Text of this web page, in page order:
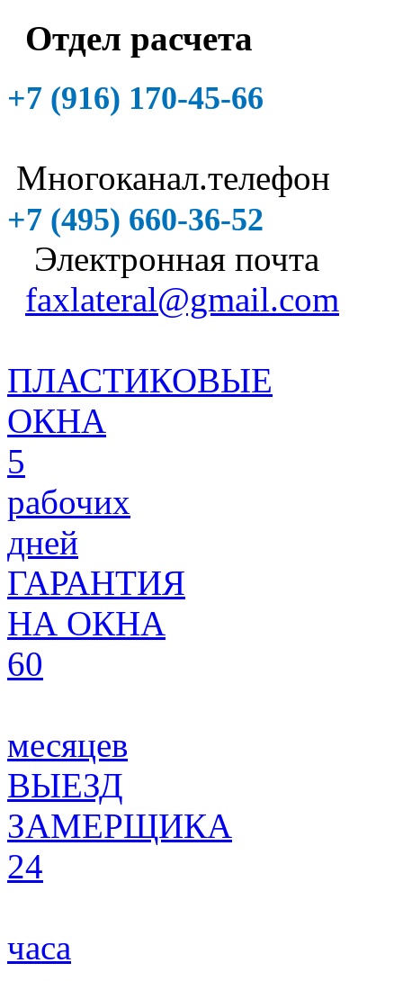
Отдел расчета
+7 (916) 170-45-66
Многоканал.телефон
+7 (495) 660-36-52
Электронная почта
faxlateral@gmail.com
ПЛАСТИКОВЫЕ
ОКНА
5
рабочих
дней
ГАРАНТИЯ
НА ОКНА
60
месяцев
ВЫЕЗД
ЗАМЕРЩИКА
24
часа